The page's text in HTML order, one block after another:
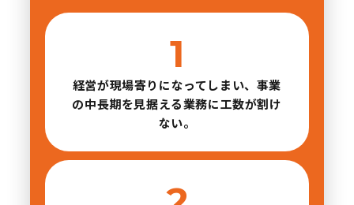
経営が現場寄りになってしまい、事業
の中長期を見据える業務に工数が割け
ない。